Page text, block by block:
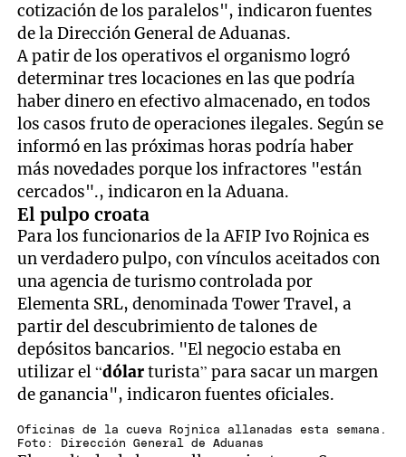
cotización de los paralelos", indicaron fuentes
de la Dirección General de Aduanas.
A patir de los operativos el organismo logró
determinar tres locaciones en las que podría
haber dinero en efectivo almacenado, en todos
los casos fruto de operaciones ilegales. Según se
informó en las próximas horas podría haber
más novedades porque los infractores "están
cercados"., indicaron en la Aduana.
El pulpo croata
Para los funcionarios de la AFIP Ivo Rojnica es
un verdadero pulpo, con vínculos aceitados con
una agencia de turismo controlada por
Elementa SRL, denominada Tower Travel, a
partir del descubrimiento de talones de
depósitos bancarios. "El negocio estaba en
utilizar el “dólarturista” para sacar un margen
de ganancia", indicaron fuentes oficiales.
Oficinas de la cueva Rojnica allanadas esta semana.
Foto: Dirección General de Aduanas